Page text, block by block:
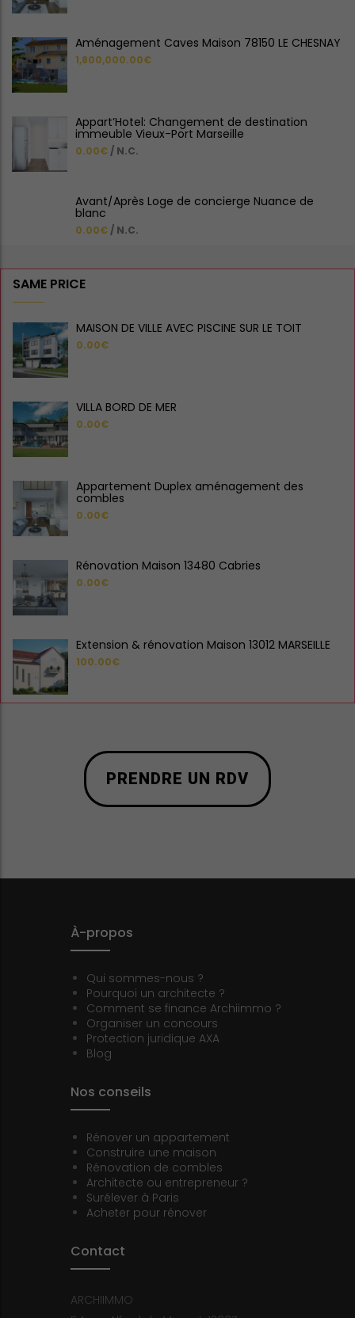
Aménagement Caves Maison 78150 LE CHESNAY
1,800,000.00€
Appart’Hotel: Changement de destination
immeuble Vieux-Port Marseille
0.00€ / N.C.
Avant/Après Loge de concierge Nuance de
blanc
0.00€ / N.C.
SAME PRICE
MAISON DE VILLE AVEC PISCINE SUR LE TOIT
0.00€
VILLA BORD DE MER
0.00€
Appartement Duplex aménagement des
combles
0.00€
Rénovation Maison 13480 Cabries
0.00€
Extension & rénovation Maison 13012 MARSEILLE
100.00€
PRENDRE UN RDV
À-propos
Qui sommes-nous ?
Pourquoi un architecte ?
Comment se finance Archiimmo ?
Organiser un concours
Protection juridique AXA
Blog
Nos conseils
Rénover un appartement
Construire une maison
Rénovation de combles
Architecte ou entrepreneur ?
Surélever à Paris
Acheter pour rénover
Contact
ARCHIIMMO